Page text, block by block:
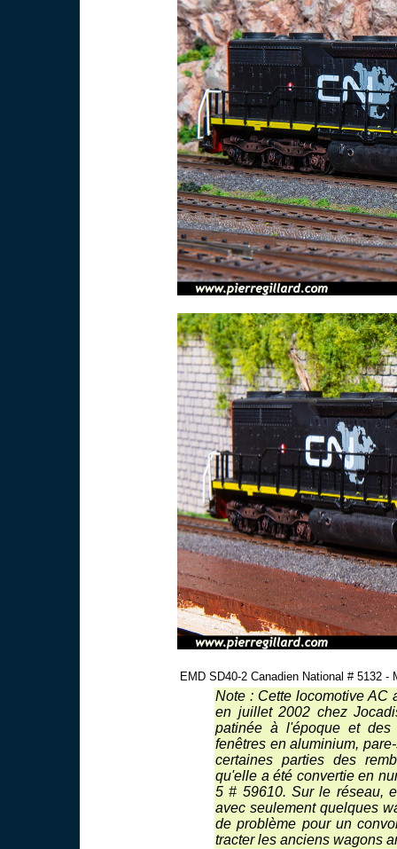
EMD SD40-2 Canadien National # 5132 -
Note : Cette locomotive AC
en juillet 2002 chez
patinée à l'époque et
fenêtres en aluminium,
certaines parties des
qu'elle a été convertie en
5 # 59610. Sur le réseau,
avec seulement quelques
de problème pour un
tracter les anciens wagons